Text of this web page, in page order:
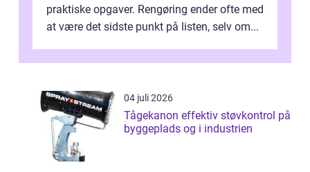
praktiske opgaver. Rengøring ender ofte med
at være det sidste punkt på listen, selv om...
04 juli 2026
Tågekanon effektiv støvkontrol på
byggeplads og i industrien